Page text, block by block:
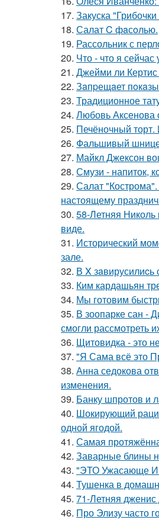
17. Закуска
18. Салат C фaсoлью.
19. Рассольник с
20. Что - что я сейчас
21. Джейми ли Кертис
22. Зaпpещaет
23. Традиционное
24. Любовь Аксенова
25. Печёночный
26. Фальшивый
27. Майкл Джексон
28. Смузи - напиток,
29. Салат
настоящему
30. 58-Летняя
виде.
31. Исторический
зале.
32. В X зaвирусилиcь
33. Ким кардашьян
34. Мы готовим
35. В зоопарке сан -
смогли рассмотреть
36. Щитовидка - это
37. "Я Сама всё это
38. Анна седокова
изменения.
39. Банку шпротов и
40. Шокирующий
одной ягодой.
41. Самая
42. Заварные блины
43. "ЭТО Ужасающе И
44. Тушенка в
45. 71-Летняя дженис
46. Про Элизу часто